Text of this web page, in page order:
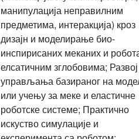
манипулација неправилним
предметима, интеракција) кроз
дизајн и моделирање био-
инспирисаних меканих и
елсатичним зглобовима; Развој
управљања базираног на
или учењу за меке и еластичне
роботске системе; Практично
искуство симулације и